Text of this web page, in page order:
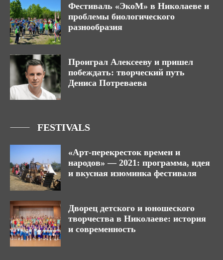
Фестиваль «ЭкоМ» в Николаеве и
проблемы биологического
разнообразия
Проиграл Алексееву и пришел
побеждать: творческий путь
Дениса Потреваева
FESTIVALS
«Арт-перекресток времен и
народов» — 2021: программа, идея
и вкусная изюминка фестиваля
Дворец детского и юношеского
творчества в Николаеве: история
и современность